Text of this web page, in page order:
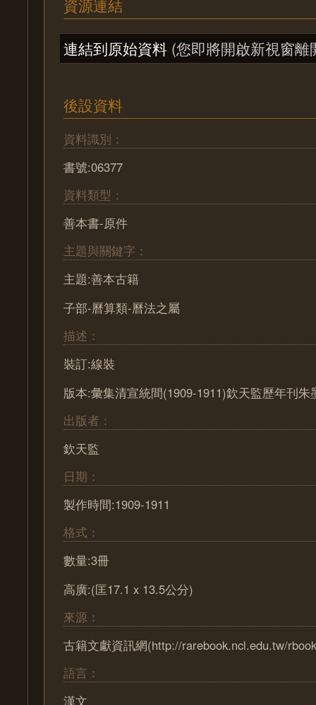
資源連結
連結到原始資料 (您即將開啟新視窗離
後設資料
資料識別：
書號:06377
資料類型：
善本書-原件
主題與關鍵字：
主題:善本古籍
子部-曆算類-曆法之屬
描述：
裝訂:線裝
版本:彙集清宣統間(1909-1911)欽天監歷年刊朱
出版者：
欽天監
日期：
製作時間:1909-1911
格式：
數量:3冊
高廣:(匡17.1 x 13.5公分)
來源：
古籍文獻資訊網(http://rarebook.ncl.edu.tw/
語言：
漢文